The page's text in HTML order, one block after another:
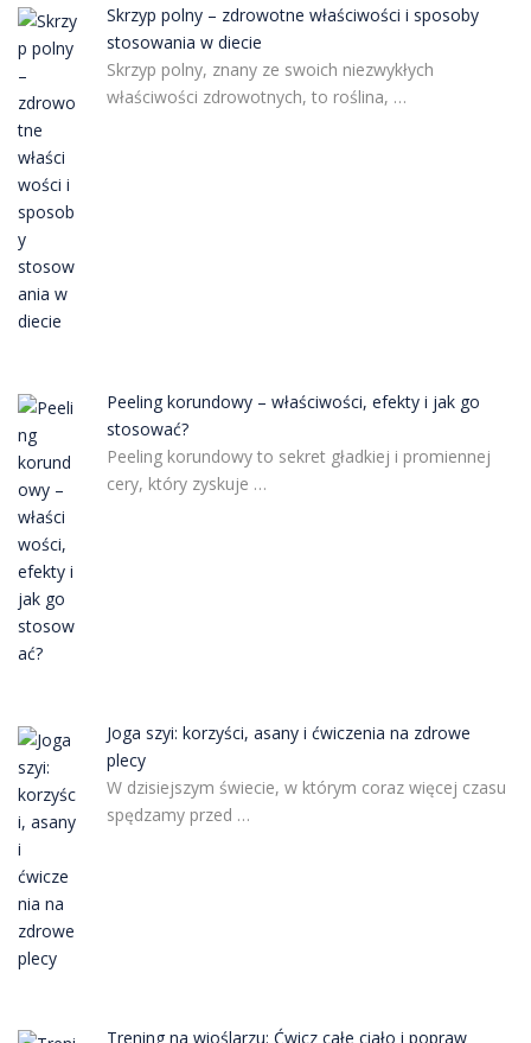
Skrzyp polny – zdrowotne właściwości i sposoby
stosowania w diecie
Skrzyp polny, znany ze swoich niezwykłych
właściwości zdrowotnych, to roślina, …
Peeling korundowy – właściwości, efekty i jak go
stosować?
Peeling korundowy to sekret gładkiej i promiennej
cery, który zyskuje …
Joga szyi: korzyści, asany i ćwiczenia na zdrowe
plecy
W dzisiejszym świecie, w którym coraz więcej czasu
spędzamy przed …
Trening na wioślarzu: Ćwicz całe ciało i popraw